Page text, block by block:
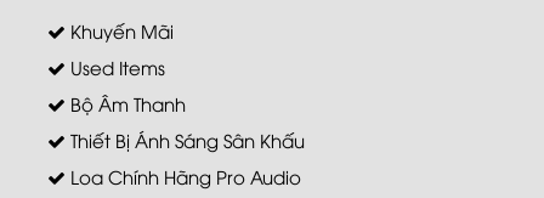
Khuyến Mãi
Used Items
Bộ Âm Thanh
Thiết Bị Ánh Sáng Sân Khấu
Loa Chính Hãng Pro Audio